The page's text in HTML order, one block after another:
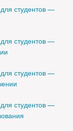
студентов —
студентов —
студентов —
студентов —